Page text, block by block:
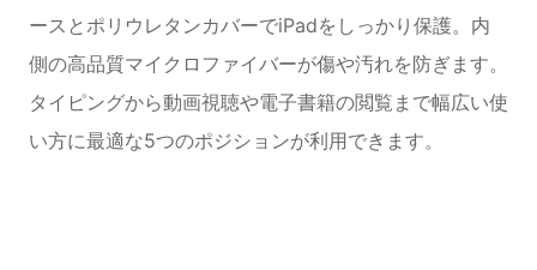
ースとポリウレタンカバーでiPadをしっかり保護。内
側の高品質マイクロファイバーが傷や汚れを防ぎます。
タイピングから動画視聴や電子書籍の閲覧まで幅広い使
い方に最適な5つのポジションが利用できます。